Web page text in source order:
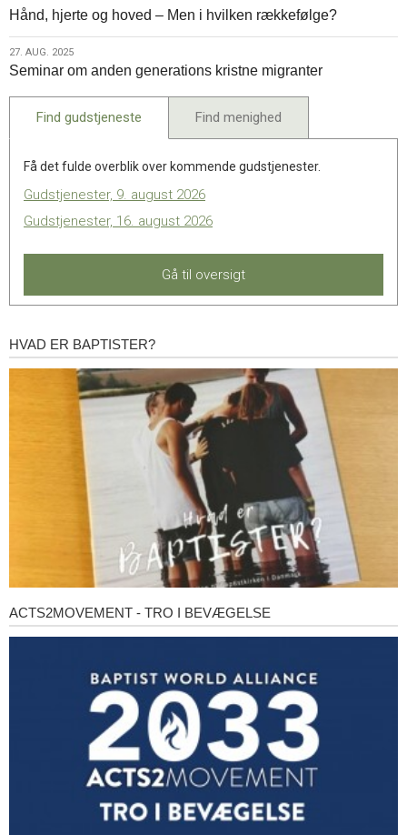
weekenden
aug.
2025
Hånd, hjerte og hoved – Men i hvilken rækkefølge?
27.
aug.
2025
27. AUG. 2025
Seminar om anden generations kristne migranter
Find gudstjeneste Find menighed
Få det fulde overblik over kommende gudstjenester.
Gudstjenester, 9. august 2026
Gudstjenester, 16. august 2026
Gå til oversigt
Hvad
HVAD ER BAPTISTER?
Acts2Movement
ACTS2MOVEMENT - TRO I BEVÆGELSE